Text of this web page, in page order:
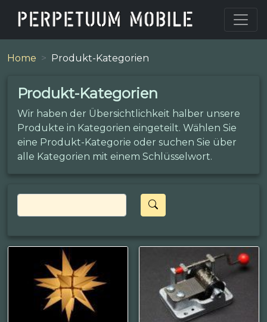
Home Produkt-Kategorien
Produkt-Kategorien
Wir haben der Übersichtlichkeit halber unsere
Produkte in Kategorien eingeteilt. Wählen Sie
eine Produkt-Kategorie oder suchen Sie über
alle Kategorien mit einem Schlüsselwort.